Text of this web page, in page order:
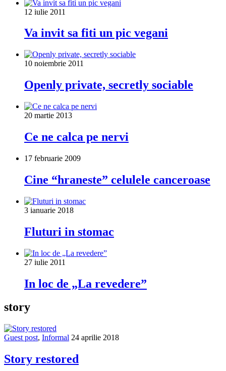
12 iulie 2011
Va invit sa fiti un pic vegani
10 noiembrie 2011
Openly private, secretly sociable
20 martie 2013
Ce ne calca pe nervi
17 februarie 2009
Cine “hraneste” celulele canceroase
3 ianuarie 2018
Fluturi in stomac
27 iulie 2011
In loc de „La revedere”
story
Guest post, Informal 24 aprilie 2018
Story restored